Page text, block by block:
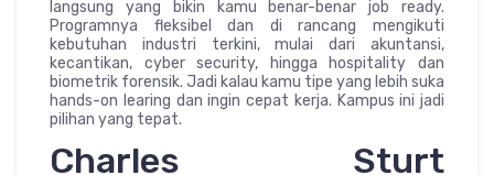
langsung yang bikin kamu benar-benar job ready.
Programnya fleksibel dan di rancang mengikuti
kebutuhan industri terkini, mulai dari akuntansi,
kecantikan, cyber security, hingga hospitality dan
biometrik forensik. Jadi kalau kamu tipe yang lebih suka
hands-on learing dan ingin cepat kerja. Kampus ini jadi
pilihan yang tepat.
Charles Sturt